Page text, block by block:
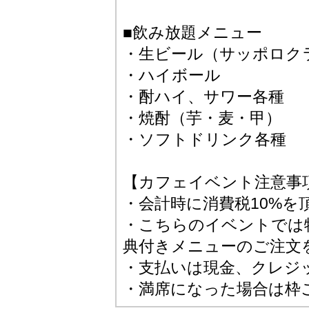
■飲み放題メニュー
・生ビール（サッポロ
・ハイボール
・酎ハイ、サワー各種
・焼酎（芋・麦・甲）
・ソフトドリンク各種
【カフェイベント注意事
・会計時に消費税10%
・こちらのイベントで
典付きメニューのご注文
・支払いは現金、クレ
・満席になった場合は